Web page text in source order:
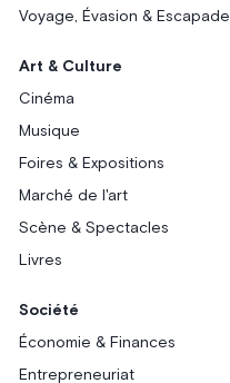
Voyage, Évasion & Escapade
Art & Culture
Cinéma
Musique
Foires & Expositions
Marché de l'art
Scène & Spectacles
Livres
Société
Économie & Finances
Entrepreneuriat